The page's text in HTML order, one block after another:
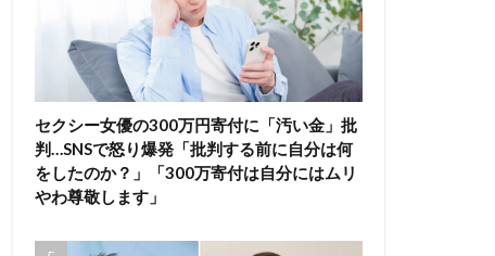
セクシー女優の300万円寄付に「汚い金」批
判…SNSで怒り爆発「批判する前に自分は何
をしたのか？」「300万寄付は自分にはムリ
やわ尊敬します」